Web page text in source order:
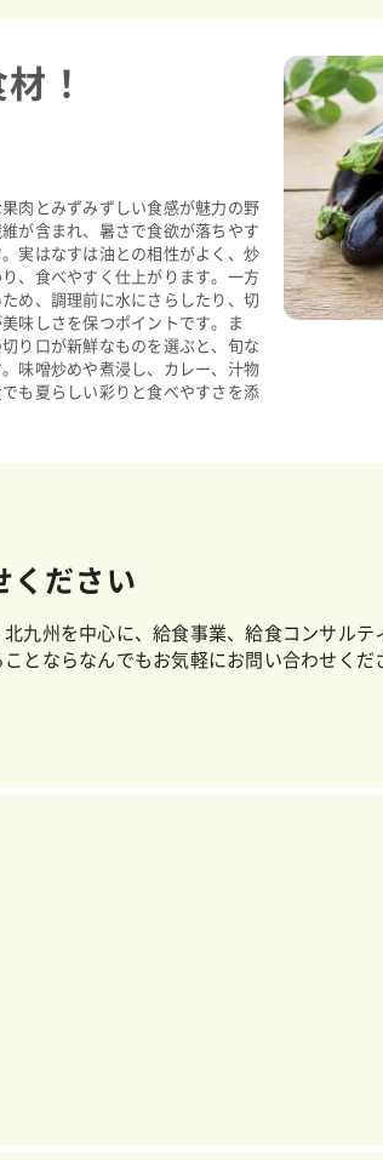
！
肉とみずみずしい食感が魅力の野
が含まれ、暑さで食欲が落ちやす
実はなすは油との相性がよく、炒
、食べやすく仕上がります。一方
め、調理前に水にさらしたり、切
味しさを保つポイントです。ま
り口が新鮮なものを選ぶと、旬な
味噌炒めや煮浸し、カレー、汁物
も夏らしい彩りと食べやすさを添
ください
九州を中心に、給食事業、給食コンサルテ
とならなんでもお気軽にお問い合わせくだ